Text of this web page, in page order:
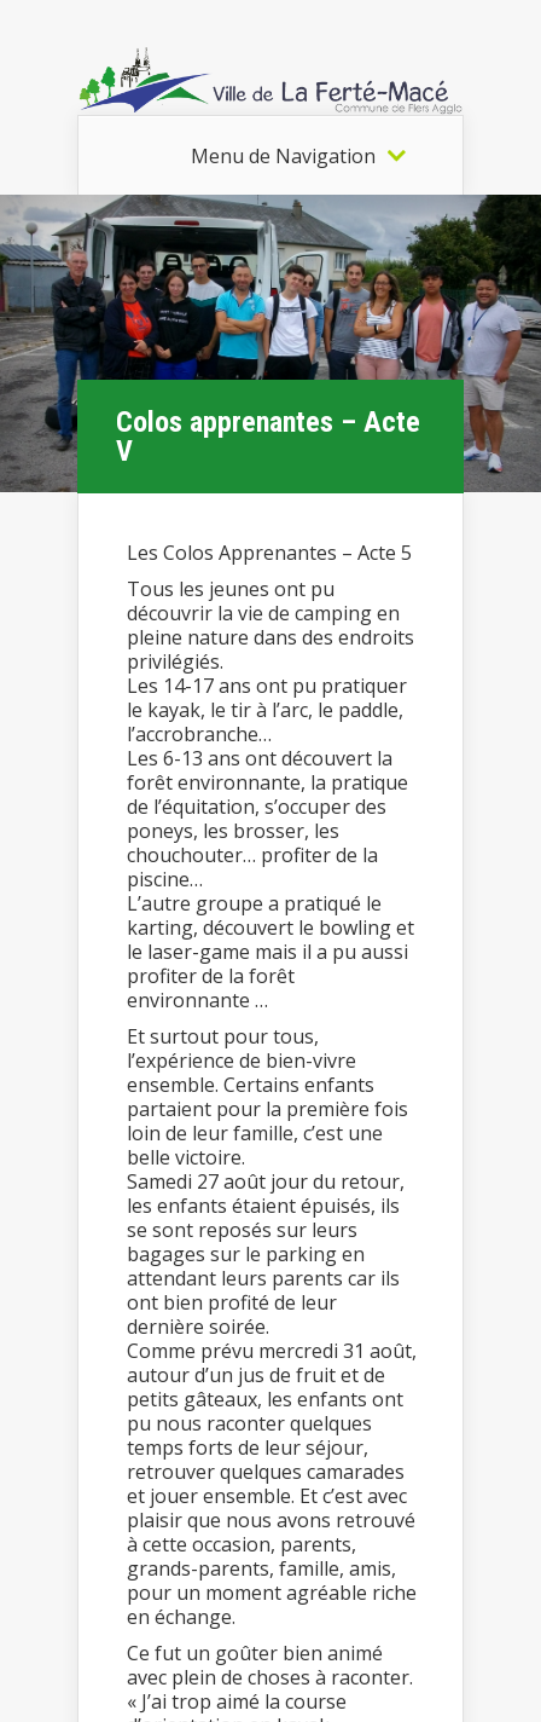
Menu de Navigation
Colos apprenantes – Acte
V
Les Colos Apprenantes – Acte 5
Tous les jeunes ont pu
découvrir la vie de camping en
pleine nature dans des endroits
privilégiés.
Les 14-17 ans ont pu pratiquer
le kayak, le tir à l’arc, le paddle,
l’accrobranche…
Les 6-13 ans ont découvert la
forêt environnante, la pratique
de l’équitation, s’occuper des
poneys, les brosser, les
chouchouter… profiter de la
piscine…
L’autre groupe a pratiqué le
karting, découvert le bowling et
le laser-game mais il a pu aussi
profiter de la forêt
environnante …
Et surtout pour tous,
l’expérience de bien-vivre
ensemble. Certains enfants
partaient pour la première fois
loin de leur famille, c’est une
belle victoire.
Samedi 27 août jour du retour,
les enfants étaient épuisés, ils
se sont reposés sur leurs
bagages sur le parking en
attendant leurs parents car ils
ont bien profité de leur
dernière soirée.
Comme prévu mercredi 31 août,
autour d’un jus de fruit et de
petits gâteaux, les enfants ont
pu nous raconter quelques
temps forts de leur séjour,
retrouver quelques camarades
et jouer ensemble. Et c’est avec
plaisir que nous avons retrouvé
à cette occasion, parents,
grands-parents, famille, amis,
pour un moment agréable riche
en échange.
Ce fut un goûter bien animé
avec plein de choses à raconter.
« J’ai trop aimé la course